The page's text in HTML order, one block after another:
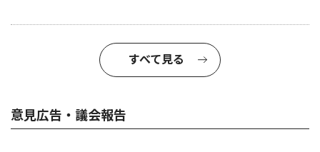
すべて見る
意見広告・議会報告